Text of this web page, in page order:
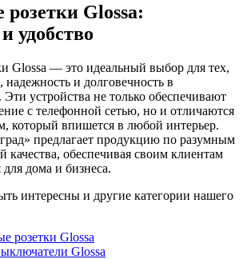
Glossa:
удобство
Glossa — это идеальный выбор для тех,
надежность и долговечность в
устройства не только обеспечивают
с телефонной сетью, но и отличаются
который впишется в любой интерьер.
предлагает продукцию по разумным
качества, обеспечивая своим клиентам
дома и бизнеса.
интересны и другие категории нашего
розетки Glossa
Glossa